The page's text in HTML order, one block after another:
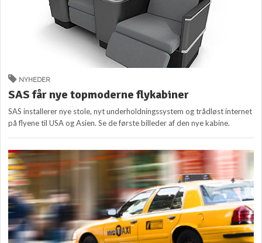
NYHEDER
SAS får nye topmoderne flykabiner
SAS installerer nye stole, nyt underholdningssystem og trådløst internet
på flyene til USA og Asien. Se de første billeder af den nye kabine.